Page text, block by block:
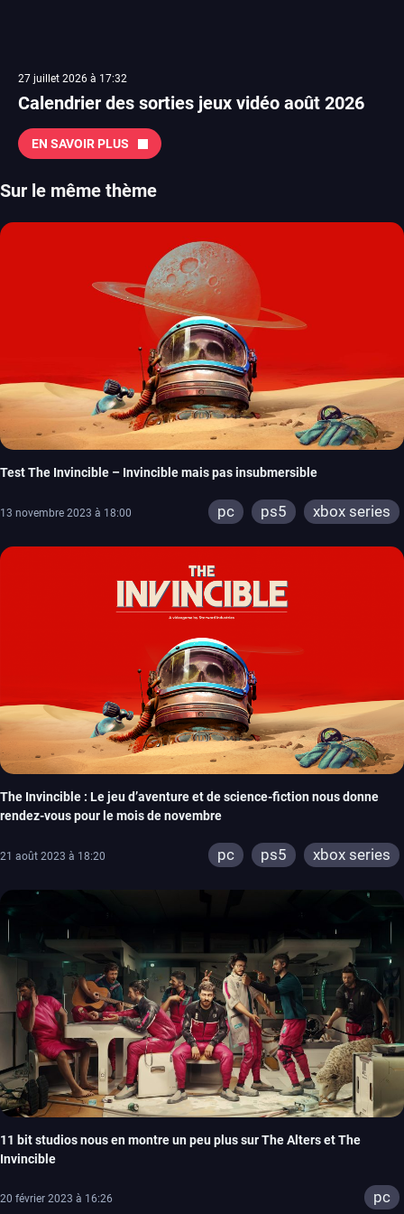
27 juillet 2026 à 17:32
Calendrier des sorties jeux vidéo août 2026
EN SAVOIR PLUS
Sur le même thème
Test The Invincible – Invincible mais pas insubmersible
13 novembre 2023 à 18:00 pc ps5 xbox series
The Invincible : Le jeu d’aventure et de science-fiction nous donne
rendez-vous pour le mois de novembre
21 août 2023 à 18:20 pc ps5 xbox series
11 bit studios nous en montre un peu plus sur The Alters et The
Invincible
20 février 2023 à 16:26 pc